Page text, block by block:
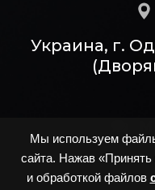
Мы используем
сайта. Нажав
и обработкой файлов
Украина, г.